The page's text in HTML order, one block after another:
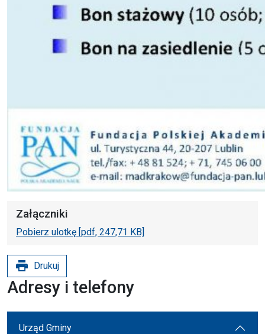
Załączniki
Pobierz ulotkę [pdf, 247,71 KB]
print Drukuj
Adresy i telefony
Urząd Gminy